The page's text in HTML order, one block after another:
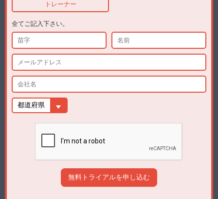
トレーナー
全てご記入下さい。